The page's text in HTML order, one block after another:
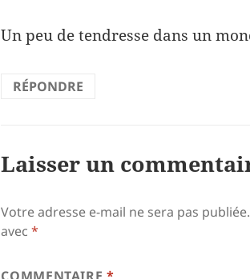
Un peu de tendresse dans un
RÉPONDRE
Laisser un
Votre adresse e-mail ne sera pas publiée.
avec*